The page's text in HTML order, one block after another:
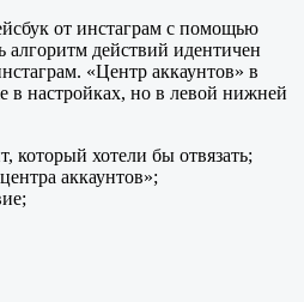
от инстаграм с помощью
алгоритм действий идентичен
«Центр аккаунтов» в
в настройках, но в левой нижней
который хотели бы отвязать;
аккаунтов»;